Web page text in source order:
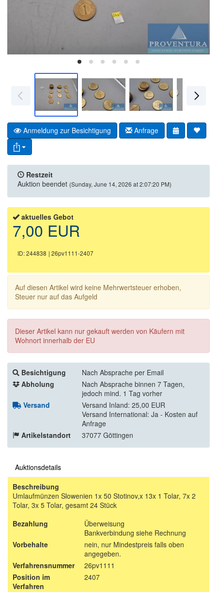
Anmeldung zur Besichtigung Anfrage
Restzeit
Auktion beendet (Sunday, June 14, 2026 at 2:07:20 PM)
aktuelles Gebot
7,00 EUR
ID: 244838 | 26pv1111-2407
Auf diesen Artikel wird keine Mehrwertsteuer erhoben,
Steuer nur auf das Aufgeld
Dieser Artikel kann nur gekauft werden von Käufern mit
Wohnort innerhalb der EU
Besichtigung
Nach Absprache per Email
Abholung
Nach Absprache binnen 7 Tagen,
jedoch mind. 1 Tag vorher
Versand
Versand Inland: 25,00 EUR
Versand International: Ja - Kosten auf
Anfrage
Artikelstandort
37077 Göttingen
Auktionsdetails
Beschreibung
Umlaufmünzen Slowenien 1x 50 Stotinov,x 13x 1 Tolar, 7x 2
Tolar, 3x 5 Tolar, gesamt 24 Stück
Bezahlung
Überweisung
Bankverbindung siehe Rechnung
Vorbehalte
nein, nur Mindestpreis falls oben
angegeben.
Verfahrensnummer
26pv1111
Position im
Verfahren
2407